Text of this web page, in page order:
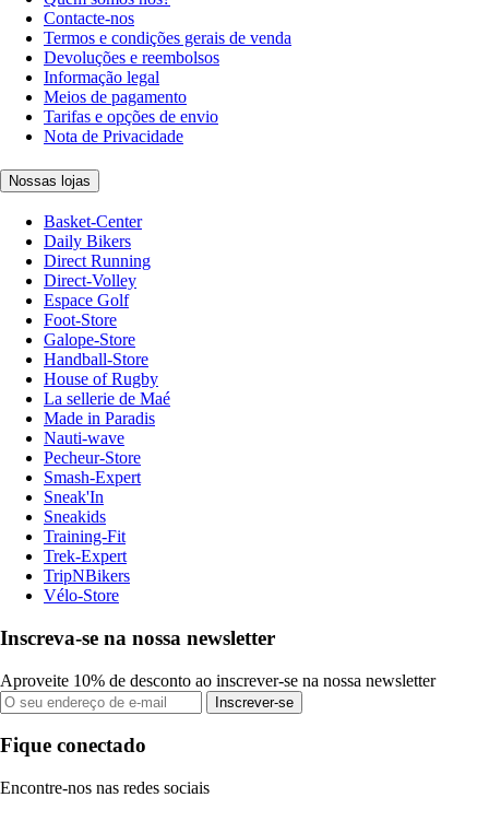
Contacte-nos
Termos e condições gerais de venda
Devoluções e reembolsos
Informação legal
Meios de pagamento
Tarifas e opções de envio
Nota de Privacidade
Nossas lojas
Basket-Center
Daily Bikers
Direct Running
Direct-Volley
Espace Golf
Foot-Store
Galope-Store
Handball-Store
House of Rugby
La sellerie de Maé
Made in Paradis
Nauti-wave
Pecheur-Store
Smash-Expert
Sneak'In
Sneakids
Training-Fit
Trek-Expert
TripNBikers
Vélo-Store
Inscreva-se na nossa newsletter
Aproveite 10% de desconto ao inscrever-se na nossa newsletter
Inscrever-se
Fique conectado
Encontre-nos nas redes sociais